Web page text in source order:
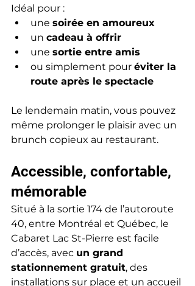
Idéal pour :
une soirée en amoureux
un cadeau à offrir
une sortie entre amis
ou simplement pour éviter la
route après le spectacle
Le lendemain matin, vous pouvez
même prolonger le plaisir avec un
brunch copieux au restaurant.
Accessible, confortable,
mémorable
Situé à la sortie 174 de l’autoroute
40, entre Montréal et Québec, le
Cabaret Lac St-Pierre est facile
d’accès, avec un grand
stationnement gratuit, des
installations sur place et un accueil